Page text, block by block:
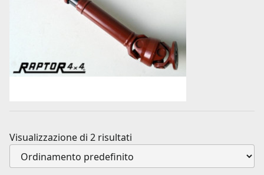
Visualizzazione di 2 risultati